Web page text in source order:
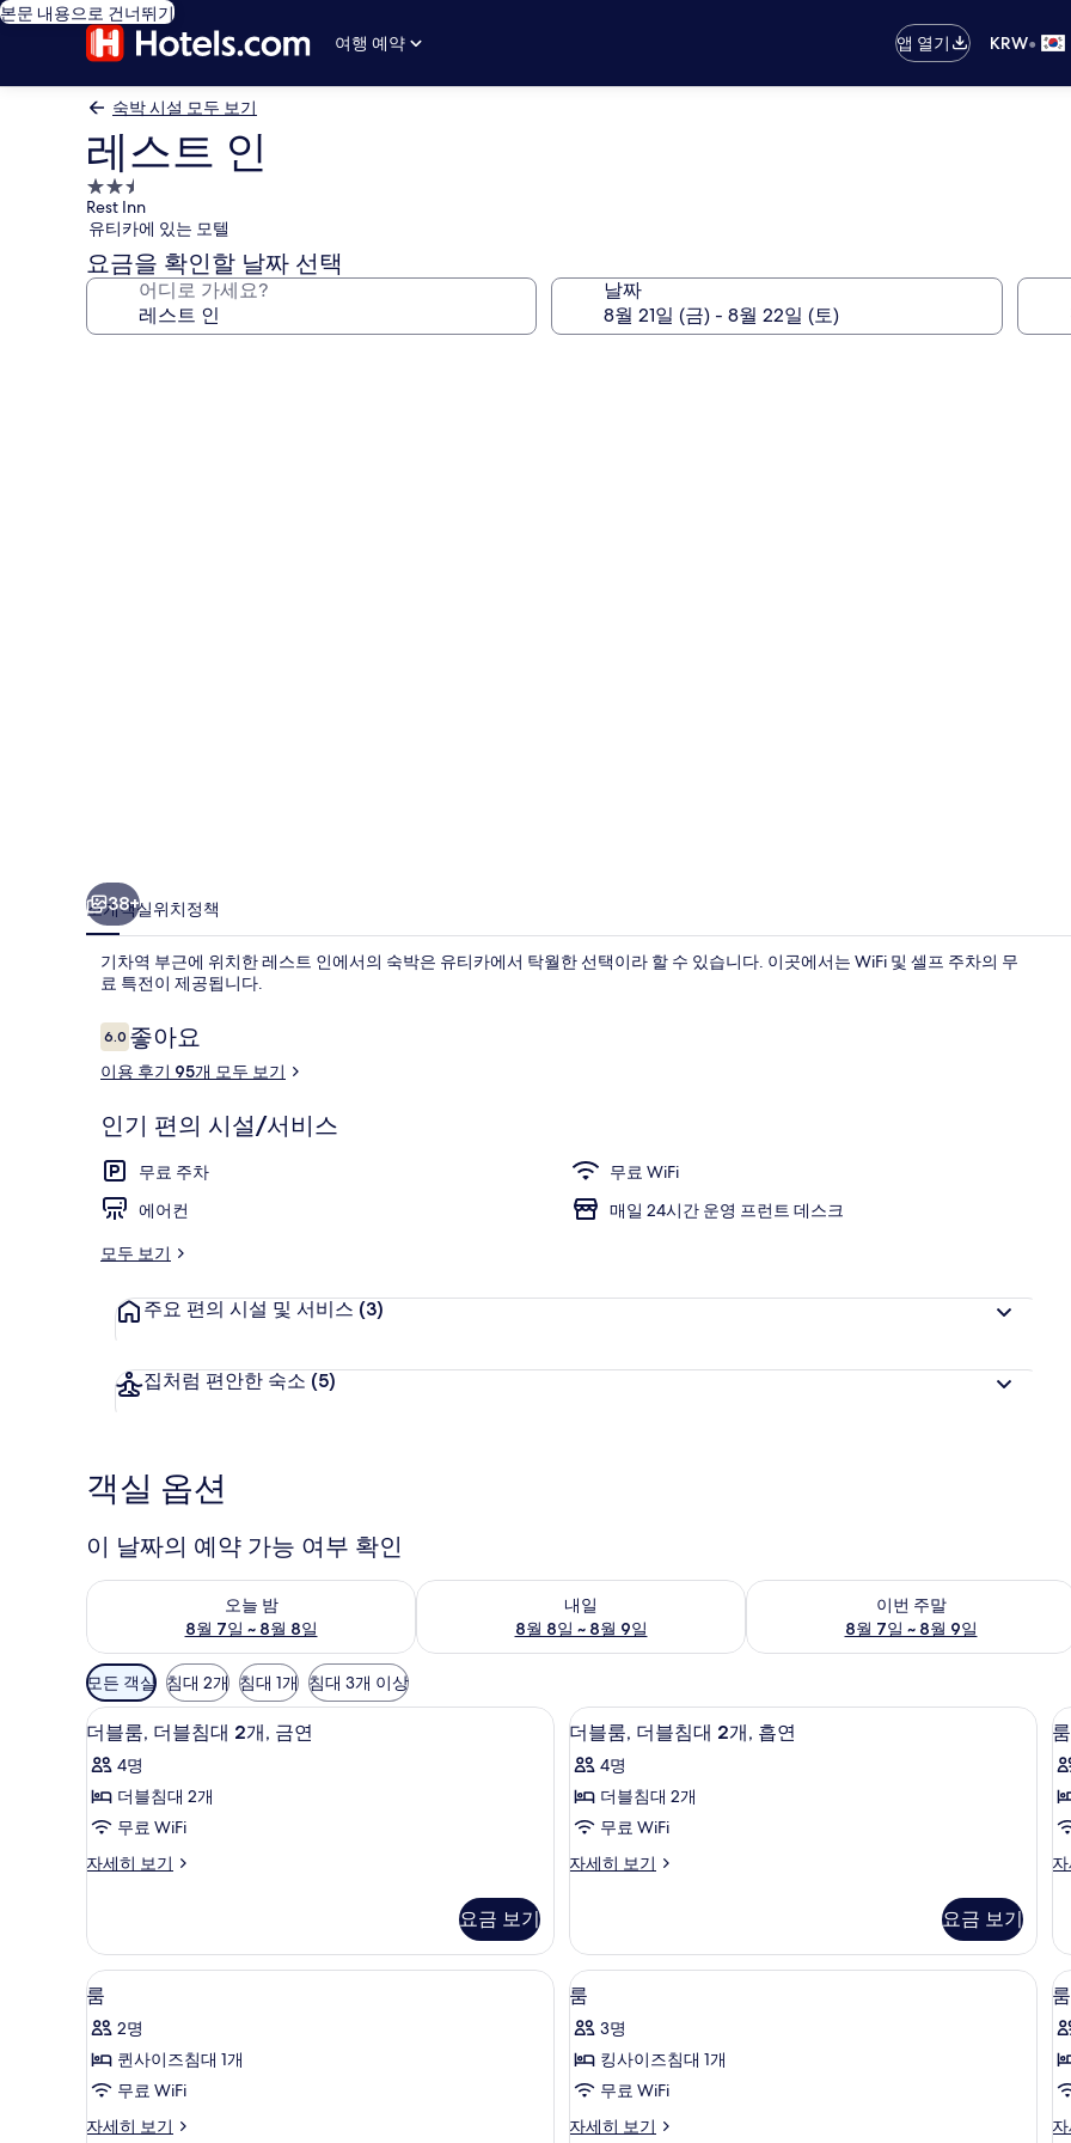
본문 내용으로 건너뛰기
여행 예약
앱 열기 KRW•
숙박 시설 모두 보기
레스트 인
2.5
성
급
숙
박
Rest Inn
유티카에 있는 모텔
요금을 확인할 날짜 선택
어디로 가세요? 날짜
객실 내 금고, 다리미/다리미판, 무료 WiFi
38+
소개객실위치정책
기차역 부근에 위치한 레스트 인에서의 숙박은 유티카에서 탁월한 선택이라 할 수 있습니다. 이곳에서는 WiFi 및 셀프 주차의 무
료 특전이 제공됩니다.
이
용
후
6.010점 만점 중 6.0점.
좋아요
이용 후기 95개 모두 보기
인기 편의 시설/서비스
무료 주차
무료 WiFi
에어컨
매일 24시간 운영 프런트 데스크
모두 보기
주요 편의 시설 및 서비스 (3)
집처럼 편안한 숙소 (5)
객실 옵션
이 날짜의 예약 가능 여부 확인
오늘 밤
8월 7일 ~ 8월 8일
오늘 밤 예약 가능 여부 확인, 8월 7일 ~ 8월 8일
내일
8월 8일 ~ 8월 9일
내일 예약 가능 여부 확인, 8월 8일 ~ 8월 9일
이번 주말
8월 7일 ~ 8월 9일
이번 주말 예약 가능 여부 확인, 8월 7일
객
실
에
사
용
가
능
한
모든 객실 침대 2개 침대 1개 침대 3개 이상
더
블
룸,
더
침
2
개,
금
연
사
진
모
객실 내 금고, 다리미/다리미판, 무료 WiFi
2
더블룸, 더블침대 2개, 금연
4명
더블침대 2개
무료 WiFi
자세히 보기
더
블
침
대
2
개,
금
자
세
요금 보기
더
블
룸,
더
침
2
개,
흡
연
사
진
모
객실 내 금고, 다리미/다리미판, 무료
2
더블룸, 더블침대 2개, 흡연
4명
더블침대 2개
무료 WiFi
자세히 보기
더
블
침
대
2
개,
흡
자
세
요금 보기
룸
진
룸
룸
보
기
룸
사
진
모
객실 내 금고, 다리미/다리미판, 무료 WiFi
룸
2명
퀸사이즈침대 1개
무료 WiFi
자세히 보기
룸
룸
사
진
모
객실 내 금고, 다리미/다리미판, 무료
룸
3명
킹사이즈침대 1개
무료 WiFi
자세히 보기
룸
룸
진
룸
룸